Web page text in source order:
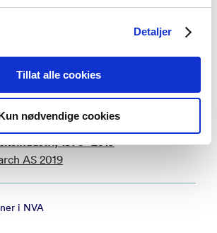
Detaljer
Tillat alle cookies
nødvendige cookies
i fiskeri og fangst,
1970–2019
AS 2019
i NVA